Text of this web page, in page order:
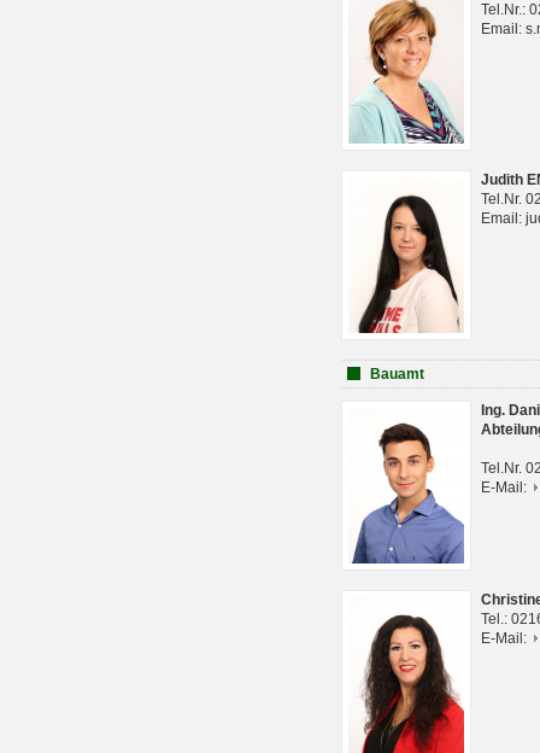
Tel.Nr.:
Email:
Judith
Tel.Nr.
Email:
Bauamt
Ing.
Tel.Nr.
E-Mail:
Tel.:
E-Mail: